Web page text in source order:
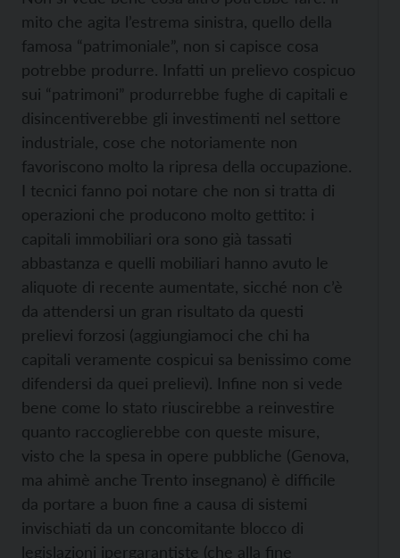
mito che agita l’estrema sinistra, quello della
famosa “patrimoniale”, non si capisce cosa
potrebbe produrre. Infatti un prelievo cospicuo
sui “patrimoni” produrrebbe fughe di capitali e
disincentiverebbe gli investimenti nel settore
industriale, cose che notoriamente non
favoriscono molto la ripresa della occupazione.
I tecnici fanno poi notare che non si tratta di
operazioni che producono molto gettito: i
capitali immobiliari ora sono già tassati
abbastanza e quelli mobiliari hanno avuto le
aliquote di recente aumentate, sicché non c’è
da attendersi un gran risultato da questi
prelievi forzosi (aggiungiamoci che chi ha
capitali veramente cospicui sa benissimo come
difendersi da quei prelievi). Infine non si vede
bene come lo stato riuscirebbe a reinvestire
quanto raccoglierebbe con queste misure,
visto che la spesa in opere pubbliche (Genova,
ma ahimè anche Trento insegnano) è difficile
da portare a buon fine a causa di sistemi
invischiati da un concomitante blocco di
legislazioni ipergarantiste (che alla fine